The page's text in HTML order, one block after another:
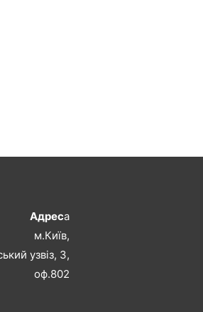
Адреса
м.Київ,
узвіз, 3,
оф.802